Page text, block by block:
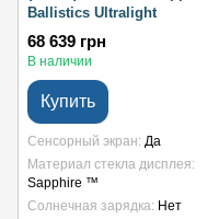
Ballistics Ultralight
68 639 грн
В наличии
Купить
Сенсорный экран Да
Материал стекла дисплея
Sapphire ™
Солнечная зарядка Нет